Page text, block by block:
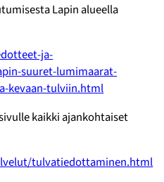
Lapin alueella
ja-
suuret-lumimaarat-
kevaan-tulviin.html
kaikki ajankohtaiset
tulvatiedottaminen.html